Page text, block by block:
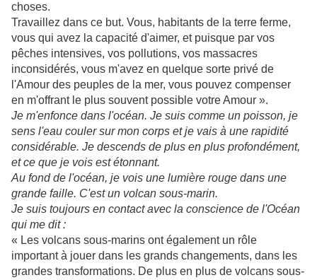
choses.
Travaillez dans ce but. Vous, habitants de la terre ferme,
vous qui avez la capacité d'aimer, et puisque par vos
pêches intensives, vos pollutions, vos massacres
inconsidérés, vous m'avez en quelque sorte privé de
l'Amour des peuples de la mer, vous pouvez compenser
en m'offrant le plus souvent possible votre Amour ».
Je m'enfonce dans l'océan. Je suis comme un poisson, je
sens l'eau couler sur mon corps et je vais à une rapidité
considérable. Je descends de plus en plus profondément,
et ce que je vois est étonnant.
Au fond de l'océan, je vois une lumière rouge dans une
grande faille. C'est un volcan sous-marin.
Je suis toujours en contact avec la conscience de l'Océan
qui me dit :
« Les volcans sous-marins ont également un rôle
important à jouer dans les grands changements, dans les
grandes transformations. De plus en plus de volcans sous-